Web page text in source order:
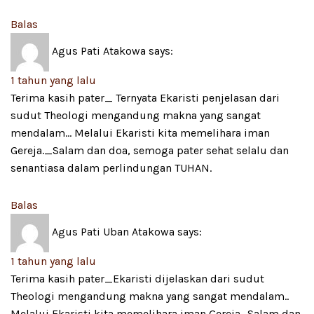
Balas
Agus Pati Atakowa says:
1 tahun yang lalu
Terima kasih pater_ Ternyata Ekaristi penjelasan dari
sudut Theologi mengandung makna yang sangat
mendalam… Melalui Ekaristi kita memelihara iman
Gereja._Salam dan doa, semoga pater sehat selalu dan
senantiasa dalam perlindungan TUHAN.
Balas
Agus Pati Uban Atakowa says:
1 tahun yang lalu
Terima kasih pater_Ekaristi dijelaskan dari sudut
Theologi mengandung makna yang sangat mendalam..